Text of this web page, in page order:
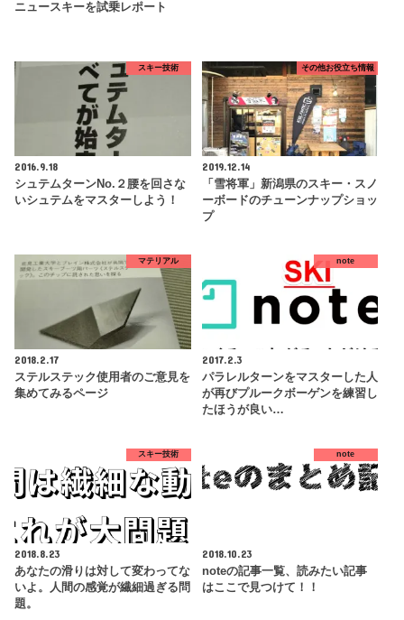
ニュースキーを試乗レポート
スキー技術
2016.9.18
シュテムターンNo.２腰を回さな
いシュテムをマスターしよう！
その他お役立ち情報
2019.12.14
「雪将軍」新潟県のスキー・スノ
ーボードのチューンナップショッ
プ
マテリアル
2018.2.17
ステルステック使用者のご意見を
集めてみるページ
note
2017.2.3
パラレルターンをマスターした人
が再びプルークボーゲンを練習し
たほうが良い…
スキー技術
2018.8.23
あなたの滑りは対して変わってな
いよ。人間の感覚が繊細過ぎる問
題。
note
2018.10.23
noteの記事一覧、読みたい記事
はここで見つけて！！